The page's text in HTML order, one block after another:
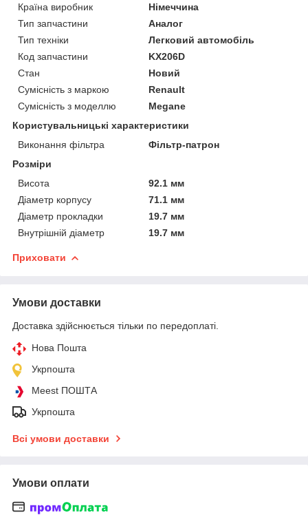
Країна виробник
Німеччина
Тип запчастини
Аналог
Тип техніки
Легковий автомобіль
Код запчастини
KX206D
Стан
Новий
Сумісність з маркою
Renault
Сумісність з моделлю
Megane
Користувальницькі характеристики
Виконання фільтра
Фільтр-патрон
Розміри
Висота
92.1 мм
Діаметр корпусу
71.1 мм
Діаметр прокладки
19.7 мм
Внутрішній діаметр
19.7 мм
Приховати
Умови доставки
Доставка здійснюється тільки по передоплаті.
Нова Пошта
Укрпошта
Meest ПОШТА
Укрпошта
Всі умови доставки
Умови оплати